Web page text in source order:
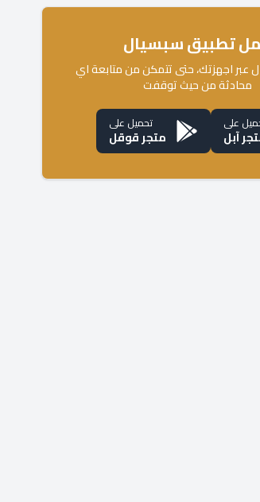
تطبيق سبسيال
عبر اجهزتك، حتى تتمكن من متابعة اي
محادثة من حيث توقفت
على
آبل
تحميل على
متجر قوقل